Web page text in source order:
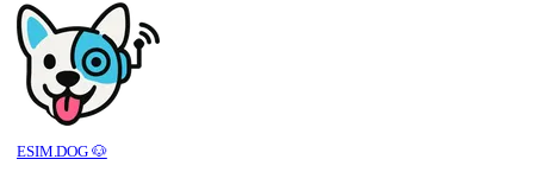
ESIM.DOG 🐶